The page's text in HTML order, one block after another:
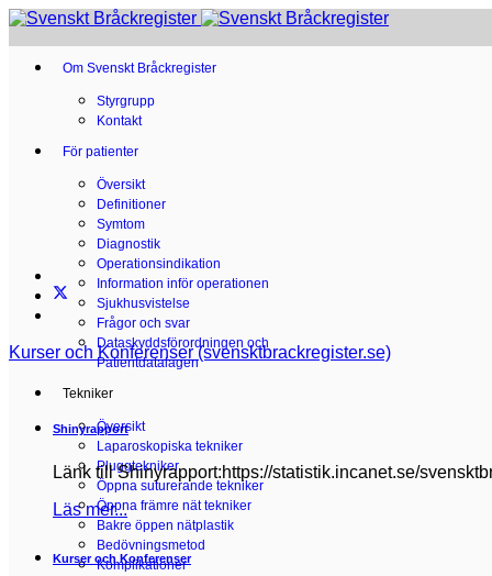
Om Svenskt Bråckregister
Styrgrupp
Kontakt
För patienter
Översikt
Definitioner
Symtom
Diagnostik
Operationsindikation
Information inför operationen
Sjukhusvistelse
Frågor och svar
Dataskyddsförordningen och
Patientdatalagen
Tekniker
Översikt
Laparoskopiska tekniker
Pluggtekniker
Öppna suturerande tekniker
Öppna främre nät tekniker
Bakre öppen nätplastik
Bedövningsmetod
Komplikationer
Kurser och Konferenser (svensktbrackregister.se)
Shinyrapport
Länk till Shinyrapport:https://statistik.incanet.se/
Läs mer...
Kurser och Konferenser